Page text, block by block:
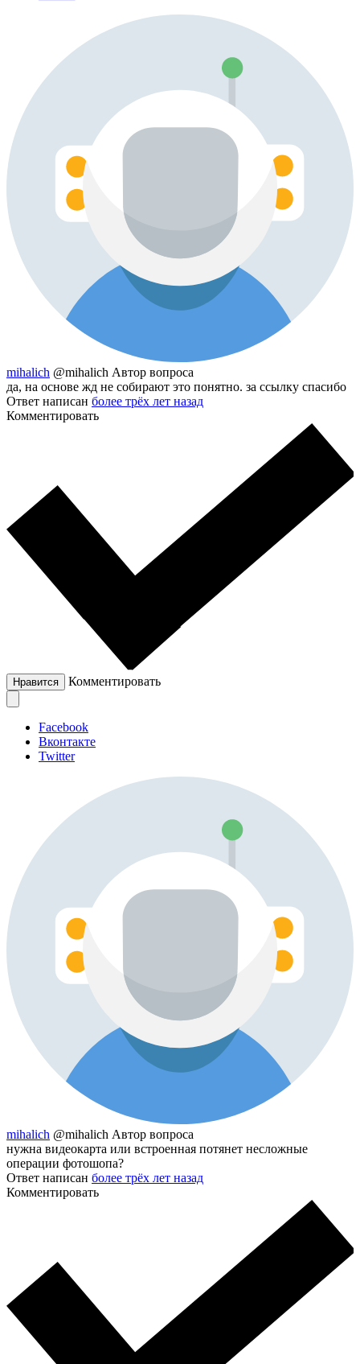
mihalich @mihalich Автор вопроса
да, на основе жд не собирают это понятно. за ссылку спасибо
Ответ написан более трёх лет назад
Комментировать
Нравится Комментировать
Facebook
Вконтакте
Twitter
mihalich @mihalich Автор вопроса
нужна видеокарта или встроенная потянет несложные
операции фотошопа?
Ответ написан более трёх лет назад
Комментировать